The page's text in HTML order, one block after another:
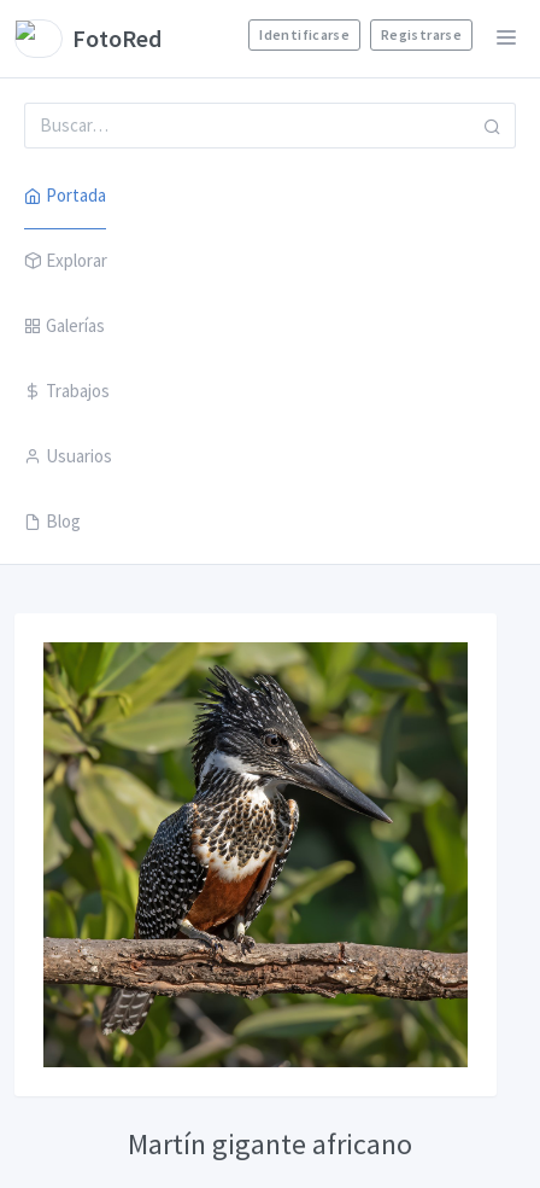
FotoRed Identificarse Registrarse
Portada
Explorar
Galerías
Trabajos
Usuarios
Blog
Martín gigante africano